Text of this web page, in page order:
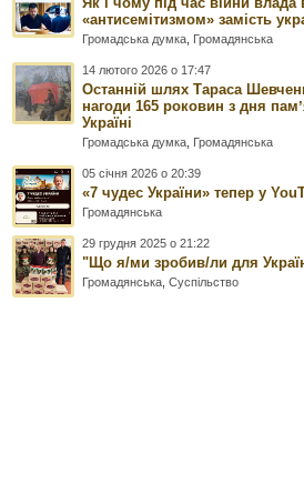
«антисемітизмом» замість
Громадська думка Громадянська
14 лютого 2026 о 17:47
Останній шлях Тараса
нагоди 165 роковин з дня
Україні
Громадська думка Громадянська
05 січня 2026 о 20:39
«7 чудес України» тепер у
Громадянська
29 грудня 2025 о 21:22
"Що я/ми зробив/ли для
Громадянська ,Суспільство